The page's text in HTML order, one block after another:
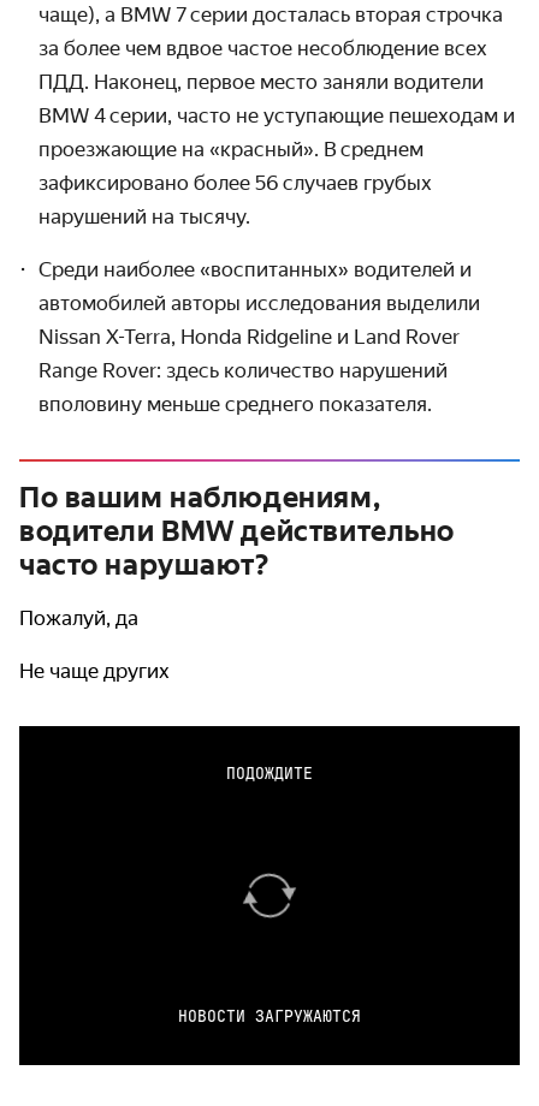
чаще), а BMW 7 серии досталась вторая строчка
за более чем вдвое частое несоблюде­ние всех
ПДД. Наконец, первое место заняли водители
BMW 4 серии, часто не уступающие пешеходам и
проезжа­ющие на «красный». В среднем
зафиксиро­вано более 56 случаев грубых
нарушений на тысячу.
Среди наиболее «воспитанных» водителей и
автомо­билей авторы исследо­вания выделили
Nissan X-Terra, Honda Ridgeline и Land Rover
Range Rover: здесь количе­ство нарушений
вполовину меньше среднего показателя.
По вашим наблюдениям,
водители BMW действительно
часто нарушают?
Пожалуй, да
Не чаще других
ПОДОЖДИТЕ
НОВОСТИ ЗАГРУЖАЮТСЯ